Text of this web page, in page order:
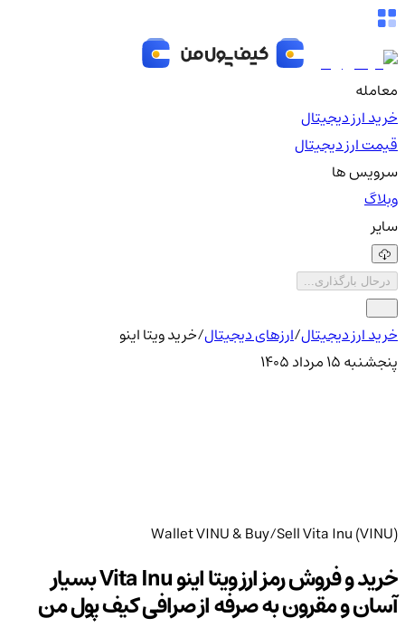
معامله
خرید ارز دیجیتال
قیمت ارز دیجیتال
سرویس ها
وبلاگ
سایر
درحال بارگذاری...
خرید ارز دیجیتال/ارزهای دیجیتال/خرید ویتا اینو
پنجشنبه ۱۵ مرداد ۱۴۰۵
Wallet VINU & Buy/Sell Vita Inu (VINU)
خرید و فروش رمز ارز ویتا اینو Vita Inu بسیار
آسان و مقرون به صرفه از صرافی کیف پول من